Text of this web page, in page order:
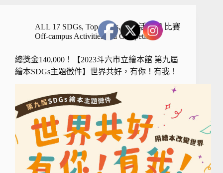
ALL 17 SDGs, Top News,校外活動和 比賽
Off-campus Activities and Competition
總獎金140,000！【2023斗六市立繪本館 第九屆
繪本SDGs主題徵件】世界共好，有你！有我！